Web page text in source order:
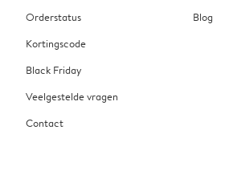
Orderstatus
Kortingscode
Black Friday
Veelgestelde vragen
Contact
Blog